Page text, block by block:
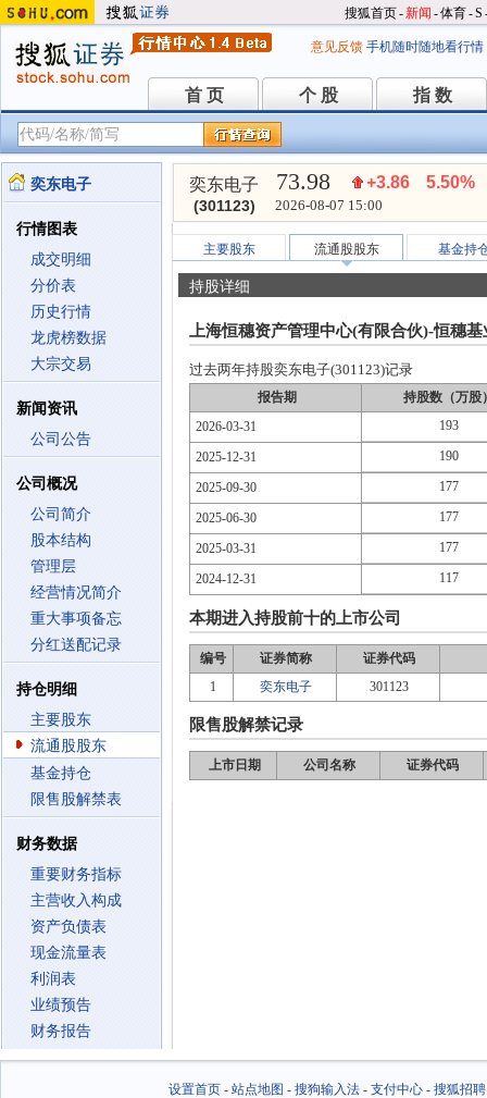
搜狐首页-新闻 -体育-S
意见反馈 手机随时随地看行情
首 页
首 页 个 股
个 股 指 数
指 数
奕东电子
行情图表
成交明细
分价表
历史行情
龙虎榜数据
大宗交易
新闻资讯
公司公告
公司概况
公司简介
股本结构
管理层
经营情况简介
重大事项备忘
分红送配记录
持仓明细
主要股东
流通股股东
基金持仓
限售股解禁表
财务数据
重要财务指标
主营收入构成
资产负债表
现金流量表
利润表
业绩预告
财务报告
奕东电子
(301123)
73.98 +3.86 5.50%
2026-08-07 15:00
主要股东 流通股股东 基金持
持股详细
上海恒穗资产管理中心(有限合伙)-恒穗
过去两年持股奕东电子(301123)记录
报告期
持股数（万股
2026-03-31
193
2025-12-31 190
2025-09-30 177
2025-06-30 177
2025-03-31 177
2024-12-31 117
本期进入持股前十的上市公司
编号 证券简称
证券代码
1
奕东电子 301123
限售股解禁记录
上市日期 公司名称 证券代码
设置首页- 站点地图 - 搜狗输入法- 支付中心- 搜狐招聘